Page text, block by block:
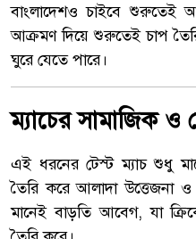
বাংলাদেশও চাইবে শুরুতেই
আক্রমণ দিয়ে শুরুতেই চাপ
ঘুরে যেতে পারে।
ম্যাচের সামাজিক
এই ধরনের টেস্ট ম্যাচ শুধু
তৈরি করে আলাদা উত্তেজনা ও
মানেই বাড়তি আবেগ, যা